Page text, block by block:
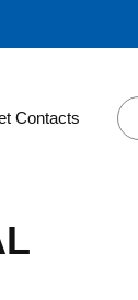
Contacts